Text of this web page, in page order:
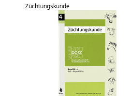
Züchtungskunde